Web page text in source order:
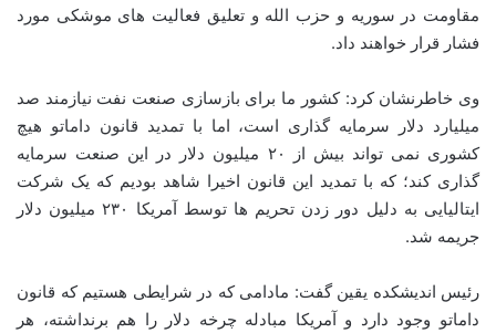
مقاومت در سوریه و حزب الله و تعلیق فعالیت های موشکی مورد
فشار قرار خواهند داد.
وی خاطرنشان کرد: کشور ما برای بازسازی صنعت نفت نیازمند صد
میلیارد دلار سرمایه گذاری است، اما با تمدید قانون داماتو هیچ
کشوری نمی تواند بیش از ۲۰ میلیون دلار در این صنعت سرمایه
گذاری کند؛ که با تمدید این قانون اخیرا شاهد بودیم که یک شرکت
ایتالیایی به دلیل دور زدن تحریم ها توسط آمریکا ۲۳۰ میلیون دلار
جریمه شد.
رئیس اندیشکده یقین گفت: مادامی که در شرایطی هستیم که قانون
داماتو وجود دارد و آمریکا مبادله چرخه دلار را هم برنداشته، هر